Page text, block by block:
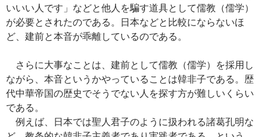
いいい人です」などと他人を騙す道具として儒教（儒学）
が必要とされたのである。日本などと比較にならないほ
ど、建前と本音が乖離しているのである。
さらに大事なことは、建前として儒教（儒学）を採用し
ながら、本音というかやっていることは韓非子である。歴
代中華帝国の歴史でそうでない人を探す方が難しいくらい
である。
例えば、日本では聖人君子のように扱われる諸葛孔明な